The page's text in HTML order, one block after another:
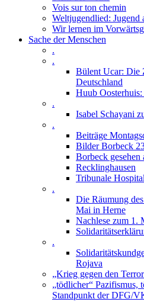
Vois sur ton chemin
Weltjugendlied: Jugend
Wir lernen im
Sache der Menschen
.
.
Bülent Ucar: Die
Deutschland
Huub
.
Isabel Schayani
.
Beiträge
Bilder Borbeck
Borbeck gesehen
Recklinghausen
Tribunale
.
Die Räumung
Mai in Herne
Nachlese zum 1.
.
Rojava
„Krieg gegen den
„tödlicher“ Pazifismus,
Standpunkt der DFG/